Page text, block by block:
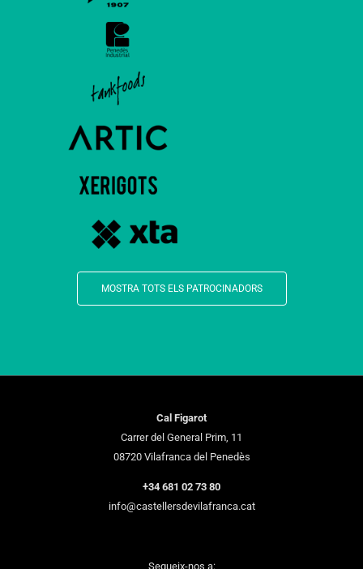
MOSTRA TOTS ELS PATROCINADORS
Cal Figarot
Carrer del General Prim, 11
08720 Vilafranca del Penedès
+34 681 02 73 80
info@castellersdevilafranca.cat
Segueix-nos a: